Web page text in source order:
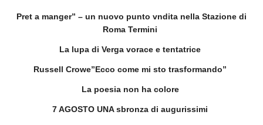
Pret a manger” – un nuovo punto vndita nella Stazione di
Roma Termini
La lupa di Verga vorace e tentatrice
Russell Crowe”Ecco come mi sto trasformando”
La poesia non ha colore
7 AGOSTO UNA sbronza di augurissimi